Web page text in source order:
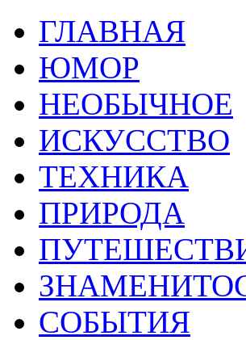
ГЛАВНАЯ
ЮМОР
НЕОБЫЧНОЕ
ИСКУССТВО
ТЕХНИКА
ПРИРОДА
СОБЫТИЯ